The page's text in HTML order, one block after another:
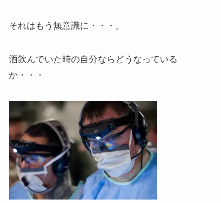
それはもう無意識に・・・。
酒飲んでいた時の自分ならどうなっている
か・・・